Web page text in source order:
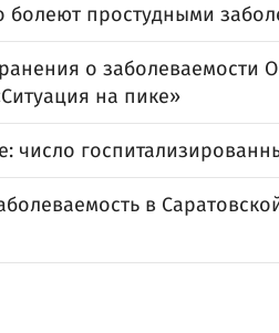
болеют простудными
о заболеваемости
на пике»
число
в